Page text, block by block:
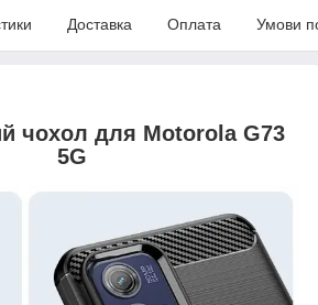
Доставка Оплата Умови
чохол для Motorola G73
5G